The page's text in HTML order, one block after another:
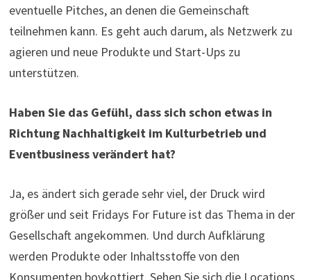
eventuelle Pitches, an denen die Gemeinschaft
teilnehmen kann. Es geht auch darum, als Netzwerk zu
agieren und neue Produkte und Start-Ups zu
unterstützen.
Haben Sie das Gefühl, dass sich schon etwas in
Richtung Nachhaltigkeit im Kulturbetrieb und
Eventbusiness verändert hat?
Ja, es ändert sich gerade sehr viel, der Druck wird
größer und seit Fridays For Future ist das Thema in der
Gesellschaft angekommen. Und durch Aufklärung
werden Produkte oder Inhaltsstoffe von den
Konsumenten boykottiert. Sehen Sie sich die Locations